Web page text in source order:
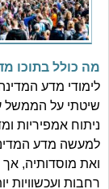
מה כולל בתוכו
לימודי מדע
שיטתי על הממשל
ניתוח אמפיריות
למעשה מדע
ואת מוסדותיה,
רחבות ועכשוויות